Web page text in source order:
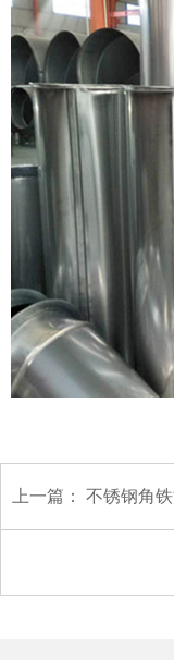
上一篇： 不锈钢角铁法